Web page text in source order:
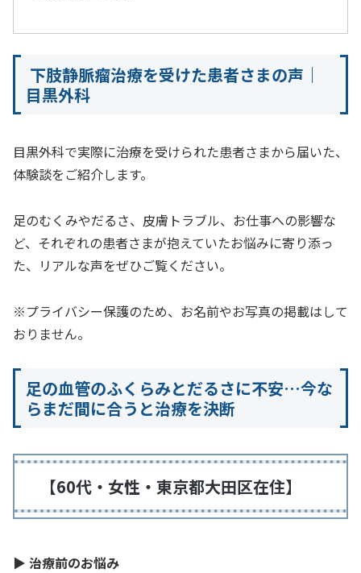
下肢静脈瘤治療を受けた患者さまの声｜
目黒外科
目黒外科で実際に治療を受けられた患者さまから届いた、
体験談をご紹介します。
足のむくみやだるさ、皮膚トラブル、お仕事への影響な
ど、それぞれの患者さまが抱えていたお悩みに寄り添っ
た、リアルな声をぜひご覧ください。
※プライバシー保護のため、お名前やお写真の掲載はして
おりません。
足の血管のふくらみとだるさに不安…今な
らまだ間に合うと治療を決断
【60代・女性・東京都大田区在住】
▶ 治療前のお悩み